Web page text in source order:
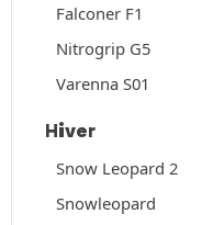
Falconer F1
Nitrogrip G5
Varenna S01
Hiver
Snow Leopard 2
Snowleopard